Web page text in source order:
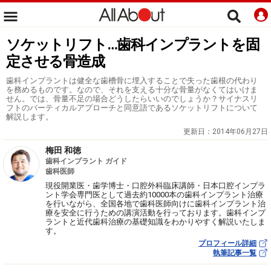
ソケットリフト…歯科インプラントを固
定させる骨造成
歯科インプラントは健全な歯槽骨に埋入することで失った歯根の代わり
を務めるものです。なので、それを支える十分な骨量がなくてはいけま
せん。では、骨量不足の場合どうしたらいいのでしょうか？サイナスリ
フトのバーティカルアプローチと同意語であるソケットリフトについて
解説します。
更新日： 2014年06月27日
梅田 和徳
歯科インプラント ガイド
歯科医師
現役開業医・歯学博士・口腔外科臨床講師・日本口腔インプラ
ント学会専門医として過去約10000本の歯科インプラント治療
を行いながら、全国各地で歯科医師向けに歯科インプラント治
療を安全に行うための講演活動を行っております。歯科インプ
ラントと近代歯科治療の基礎知識をわかりやすく解説いたしま
す。
プロフィール詳細
執筆記事一覧